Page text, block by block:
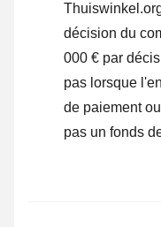
décision du
000 € par
pas lorsque
de paiement
pas un fonds